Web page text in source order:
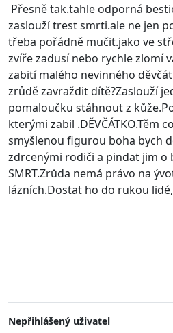
Přesně tak.tahle odporná
zaslouží trest smrti.ale ne jen
třeba pořádně mučit.jako ve
zvíře zadusí nebo rychle zlomí
zabití malého nevinného
zrůdě zavraždit dítě?Zaslouží
pomaloučku stáhnout z
kterými zabil .DĚVČÁTKO.Těm
smyšlenou figurou boha bych
zdrcenými rodiči a pindat jim o
SMRT.Zrůda nemá právo na
lázních.Dostat ho do rukou
Nepřihlášený uživatel